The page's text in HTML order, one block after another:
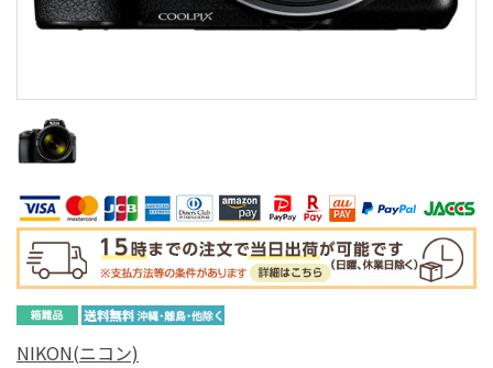
NIKON(ニコン)